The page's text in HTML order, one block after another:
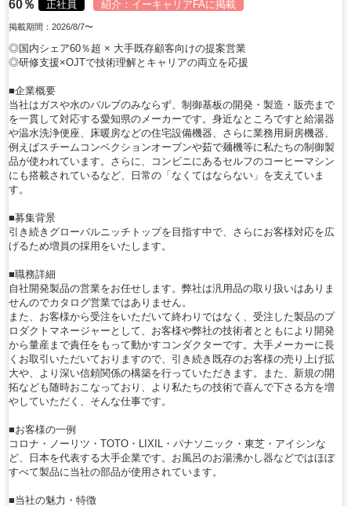
60％
正社員 紹介： イーキャリアFAに掲載
掲載期間：2026/8/7〜
◎国内シェア60％超 × 大手既存顧客向けの提案営業
◎研修支援×OJTで技術理解とキャリアの両立を応援
■企業概要
当社はガスや水のバルブのみならず、制御基板の開発・製造・販売まで
を一貫して対応する愛知県のメーカーです。身近なところですと給湯器
や温水洗浄便座、床暖房などの住宅設備機器、さらに業務用厨房機器、
例えばスチームコンベクションオーブンや茹で麺機等に私たちの制御製
品が使われています。さらに、コンビニにあるセルフのコーヒーマシン
にも搭載されているなど、日常の「なくてはならない」を支えていま
す。
■募集背景
引き続きグローバルニッチトップを目指す中で、さらにお客様対応を広
げるため増員の採用をいたします。
■職務詳細
自社開発製品の営業をお任せします。弊社は汎用品の取り扱いはありま
せんのでカタログ営業ではありません。
また、お客様から受注をいただいて終わりではなく、受注した製品のプ
ロダクトマネージャーとして、お客様や弊社の技術者とともにより開発
から量産まで責任をもって動かすコンダクターです。大手メーカーに長
くお取引いただいておりますので、引き続き既存のお客様の売り上げ拡
大や、より深い信頼関係の構築を行っていただきます。また、新規の開
拓なども随時おこなっており、より私たちの技術で喜んで下さる方を増
やしていただく、そんな仕事です。
■お客様の一例
コロナ・ノーリツ・TOTO・LIXIL・パナソニック・東芝・アイシンな
ど、日本を代表する大手企業です。お風呂のお湯沸かし器などではほぼ
すべて製品に当社の部品が使用されています。
■当社の魅力・特徴